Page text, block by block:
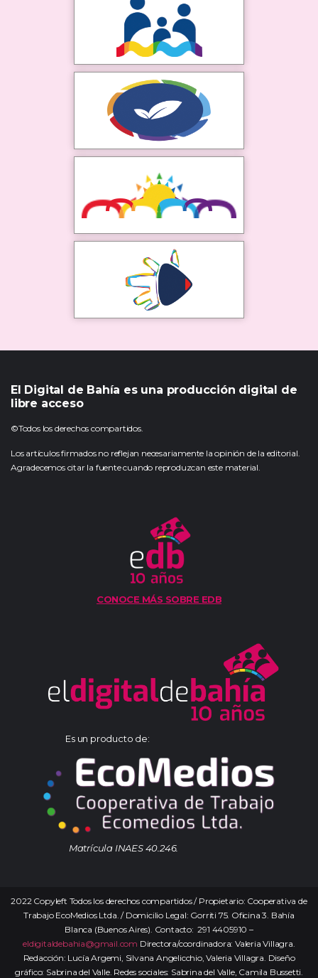
El Digital de Bahía es una producción digital de
libre acceso
©Todos los derechos compartidos.
Los artículos firmados no reflejan necesariamente la opinión de la editorial.
Agradecemos citar la fuente cuando reproduzcan este material.
CONOCE MÁS SOBRE EDB
Es un producto de:
Matrícula INAES 40.246.
2022 Copyleft Todos los derechos compartidos / Propietario: Cooperativa de
Trabajo EcoMedios Ltda. / Domicilio Legal: Gorriti 75. Oficina 3. Bahía
Blanca (Buenos Aires). Contacto: 291 4405910 –
eldigitaldebahia@gmail.com Directora/coordinadora: Valeria Villagra.
Redacción: Lucía Argemi, Silvana Angelicchio, Valeria Villagra. Diseño
gráfico: Sabrina del Valle. Redes sociales: Sabrina del Valle, Camila Bussetti.